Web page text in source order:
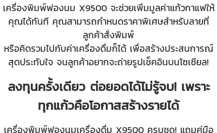
เครื่องพิมพ์ฟองนม X9500 จะช่วยเพิ่มมูลค่าแก้วกาแฟให้
คุณได้ทันที คุณสามารถกำหนดราคาพิเศษสำหรับลายที่
ลูกค้าสั่งพิมพ์
หรือคิดรวมไปกับค่าเครื่องดื่มก็ได้ เพื่อสร้างประสบการณ์
สุดประทับใจ จนลูกค้าอยากจะถ่ายรูปเช็คอินบนโซเชียล!
ลงทุนครั้งเดียว ต่อยอดได้ไม่รู้จบ! เพราะ
ทุกแก้วคือโอกาสสร้างรายได้
เครื่องพิมพ์ฟองนมเครื่องดื่ม X9500 ครบชุด! แถมคู่มือ